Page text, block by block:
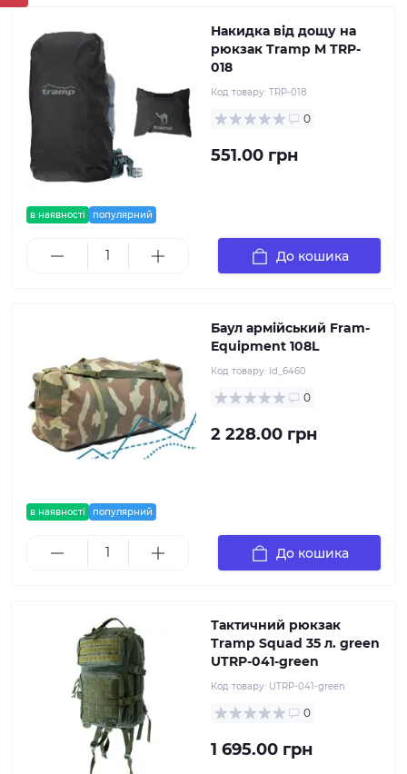
в наявності популярний
Накидка від дощу на
рюкзак Tramp M TRP-
018
Код товару: TRP-018
0
551.00 грн
До кошика
в наявності популярний
Баул армійський Fram-
Equipment 108L
Код товару: id_6460
0
2 228.00 грн
До кошика
Тактичний рюкзак
Tramp Squad 35 л. green
UTRP-041-green
Код товару: UTRP-041-green
0
1 695.00 грн